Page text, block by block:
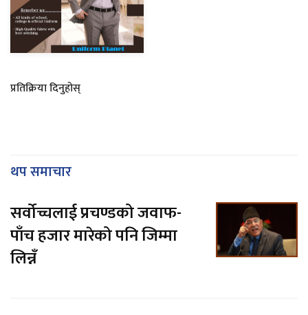
प्रतिक्रिया दिनुहोस्
थप समाचार
सर्वोच्चलाई प्रचण्डको जवाफ-
पाँच हजार मारेको पनि जिम्मा
लिन्नँ